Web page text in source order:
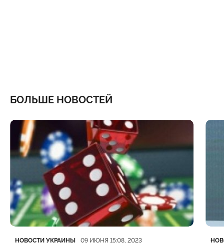
БОЛЬШЕ НОВОСТЕЙ
Категория
НОВОСТИ УКРАИНЫ
Дата публикации 09 ИЮНЯ 15:08, 2023